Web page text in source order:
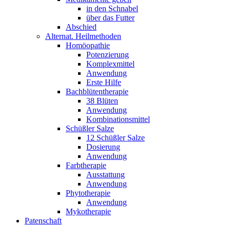
in den Schnabel
über das Futter
Abschied
Alternat. Heilmethoden
Homöopathie
Potenzierung
Komplexmittel
Anwendung
Erste Hilfe
Bachblütentherapie
38 Blüten
Anwendung
Kombinationsmittel
Schüßler Salze
12 Schüßler Salze
Dosierung
Anwendung
Farbtherapie
Ausstattung
Anwendung
Phytotherapie
Anwendung
Mykotherapie
Patenschaft